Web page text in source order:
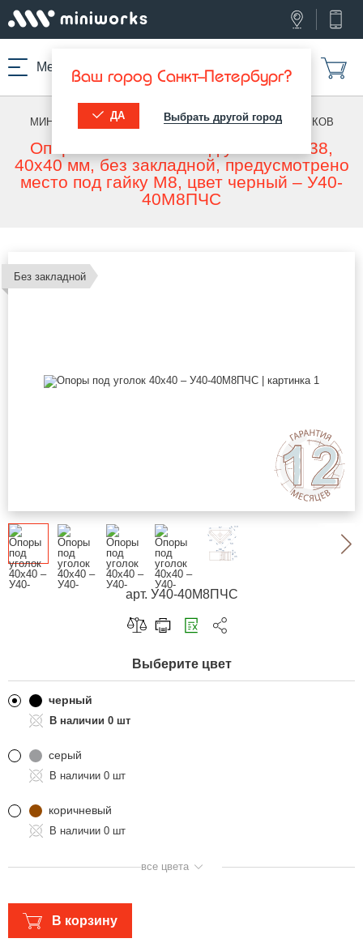
Меню Ваш город Санкт-Петербург?
ДА Выбрать другой город
МИНИВОРКС ПРО ОПОРЫ ДЛЯ УГОЛКОВ /ДЛЯ УГОЛКОВ
Опора пластиковая под уголок 38х38,
40х40 мм, без закладной, предусмотрено
место под гайку М8, цвет черный – У40-
40М8ПЧС
Без закладной
арт. У40-40М8ПЧС
Скопировать ссылку
Telegram
Выберите цвет
черный
0 шт
серый
0 шт
коричневый
0 шт
все цвета
В корзину